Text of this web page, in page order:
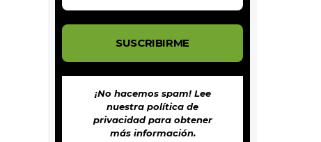
¡No hacemos spam! Lee
nuestra política de
privacidadpara obtener
más información.